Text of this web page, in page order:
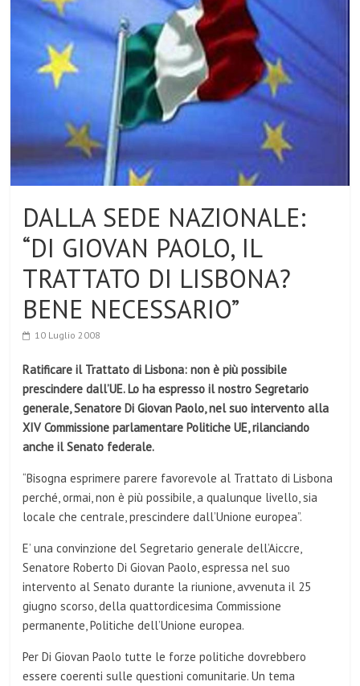
DALLA SEDE NAZIONALE:
“DI GIOVAN PAOLO, IL
TRATTATO DI LISBONA?
BENE NECESSARIO”
10 Luglio 2008
Ratificare il Trattato di Lisbona: non è più possibile
prescindere dall’UE. Lo ha espresso il nostro Segretario
generale, Senatore Di Giovan Paolo, nel suo intervento alla
XIV Commissione parlamentare Politiche UE, rilanciando
anche il Senato federale.
“Bisogna esprimere parere favorevole al Trattato di Lisbona
perché, ormai, non è più possibile, a qualunque livello, sia
locale che centrale, prescindere dall’Unione europea”.
E’ una convinzione del Segretario generale dell’Aiccre,
Senatore Roberto Di Giovan Paolo, espressa nel suo
intervento al Senato durante la riunione, avvenuta il 25
giugno scorso, della quattordicesima Commissione
permanente, Politiche dell’Unione europea.
Per Di Giovan Paolo tutte le forze politiche dovrebbero
essere coerenti sulle questioni comunitarie. Un tema